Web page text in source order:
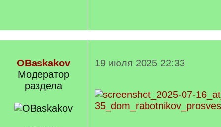
OBaskakov
Модератор
раздела
19 июля 2025 22:33